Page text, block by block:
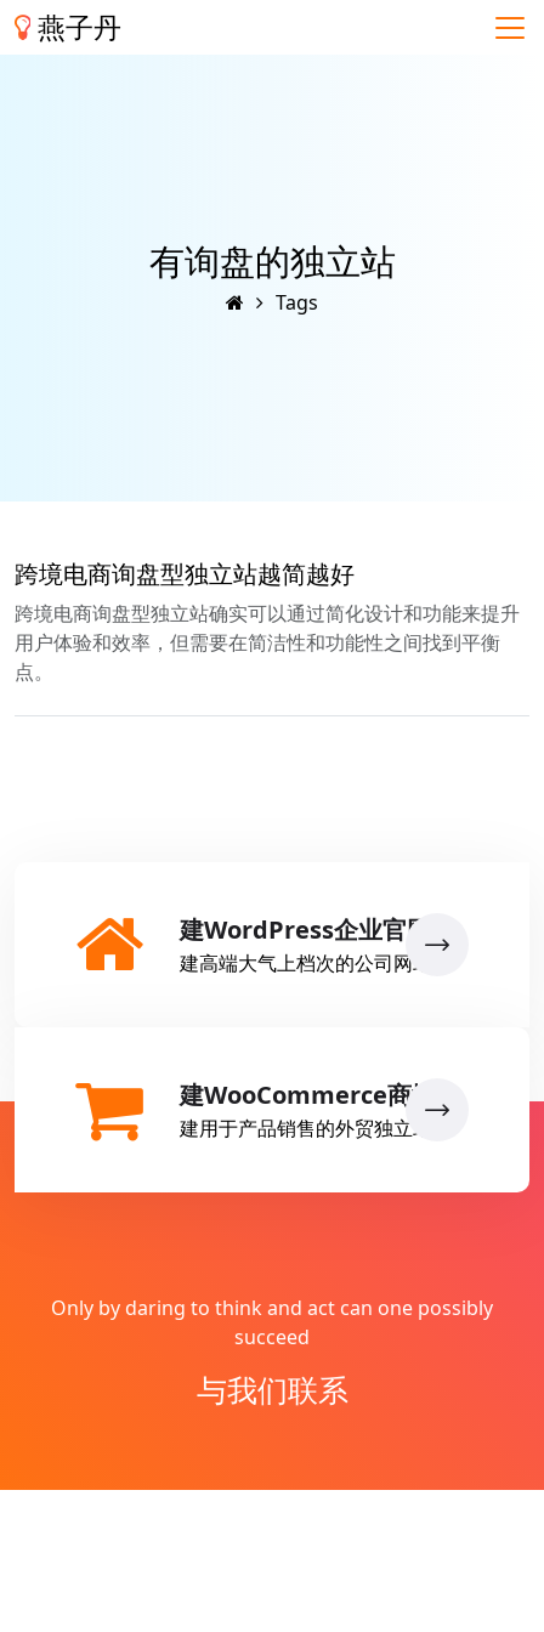
燕子丹
有询盘的独立站
Tags
跨境电商询盘型独立站越简越好
跨境电商询盘型独立站确实可以通过简化设计和功能来提升
用户体验和效率，但需要在简洁性和功能性之间找到平衡
点。
建WordPress企业官网
建高端大气上档次的公司网站
建WooCommerce商城
建用于产品销售的外贸独立站
Only by daring to think and act can one possibly
succeed
与我们联系